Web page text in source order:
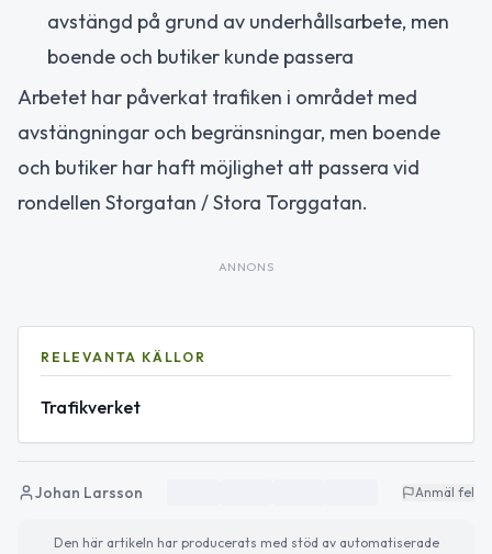
avstängd på grund av underhållsarbete, men
boende och butiker kunde passera
Arbetet har påverkat trafiken i området med
avstängningar och begränsningar, men boende
och butiker har haft möjlighet att passera vid
rondellen Storgatan / Stora Torggatan.
ANNONS
RELEVANTA KÄLLOR
Trafikverket
Johan Larsson Anmäl fel
Den här artikeln har producerats med stöd av automatiserade